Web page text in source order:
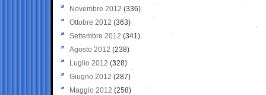
Novembre 2012 (336)
Ottobre 2012 (363)
Settembre 2012 (341)
Agosto 2012 (238)
Luglio 2012 (328)
Giugno 2012 (287)
Maggio 2012 (258)